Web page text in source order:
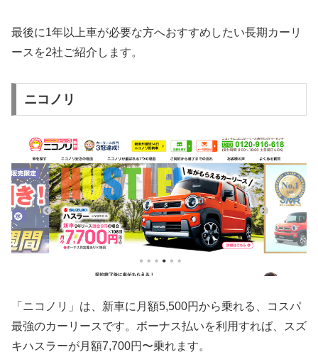
最後に1年以上車が必要な方へおすすめしたい長期カーリ
ースを2社ご紹介します。
ニコノリ
「ニコノリ」は、新車に月額5,500円から乗れる、コスパ
最強のカーリースです。ボーナス払いを利用すれば、スズ
キハスラーが月額7,700円〜乗れます。